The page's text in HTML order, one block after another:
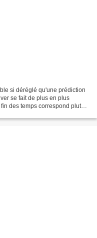
si déréglé qu'une prédiction
se fait de plus en plus
des temps correspond plutôt